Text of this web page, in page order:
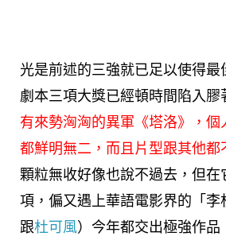
光是前述的三強就已足以使得最
劇本三項大獎已經頓時間陷入膠
有來勢洶洶的異軍《塔洛》，個
都鮮明無二，而且片型跟其他都
顆粒無收好像也說不過去，但在
項，偏又遇上華語電影界的「李
跟杜可風）今年都交出極強作